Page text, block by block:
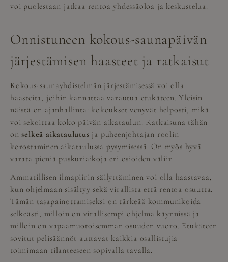
voi puolestaan jatkaa rentoa yhdessäoloa ja keskustelua.
Onnistuneen kokous-saunapäivän
järjestämisen haasteet ja ratkaisut
Kokous-saunayhdistelmän järjestämisessä voi olla
haasteita, joihin kannattaa varautua etukäteen. Yleisin
näistä on ajanhallinta: kokoukset venyvät helposti, mikä
voi sekoittaa koko päivän aikataulun. Ratkaisuna tähän
onselkeä aikataulutus ja puheenjohtajan roolin
korostaminen aikataulussa pysymisessä. On myös hyvä
varata pieniä puskuriaikoja eri osioiden väliin.
Ammatillisen ilmapiirin säilyttäminen voi olla haastavaa,
kun ohjelmaan sisältyy sekä virallista että rentoa osuutta.
Tämän tasapainottamiseksi on tärkeää kommunikoida
selkeästi, milloin on virallisempi ohjelma käynnissä ja
milloin on vapaamuotoisemman osuuden vuoro. Etukäteen
sovitut pelisäännöt auttavat kaikkia osallistujia
toimimaan tilanteeseen sopivalla tavalla.